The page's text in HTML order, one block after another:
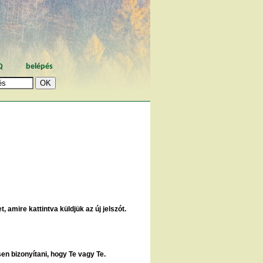
belépés
amire kattintva küldjük az új jelszót.
bizonyítani, hogy Te vagy Te.